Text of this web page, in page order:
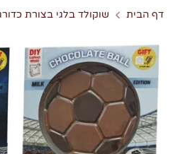
דף הבית שוקולד בלגי בצורת